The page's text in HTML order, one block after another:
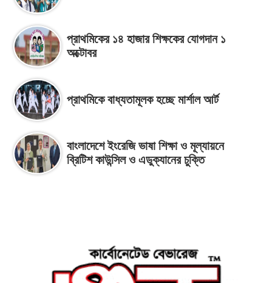
প্রাথমিকের ১৪ হাজার শিক্ষকের যোগদান ১
অক্টোবর
প্রাথমিকে বাধ্যতামূলক হচ্ছে মার্শাল আর্ট
বাংলাদেশে ইংরেজি ভাষা শিক্ষা ও মূল্যায়নে
ব্রিটিশ কাউন্সিল ও এডুক্যানের চুক্তি